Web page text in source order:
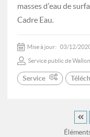
masses d'eau de
Cadre Eau.
Mise à jour: 03/12/
Service public de
Service